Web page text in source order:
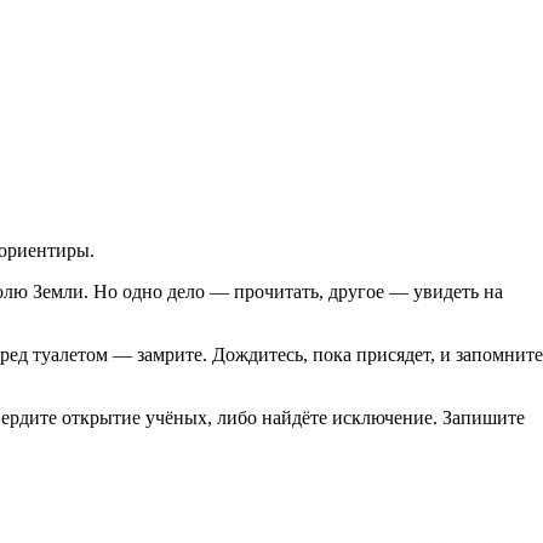
Земли. Но одно дело — прочитать, другое — увидеть на
туалетом — замрите. Дождитесь, пока присядет, и запомните
открытие учёных, либо найдёте исключение. Запишите